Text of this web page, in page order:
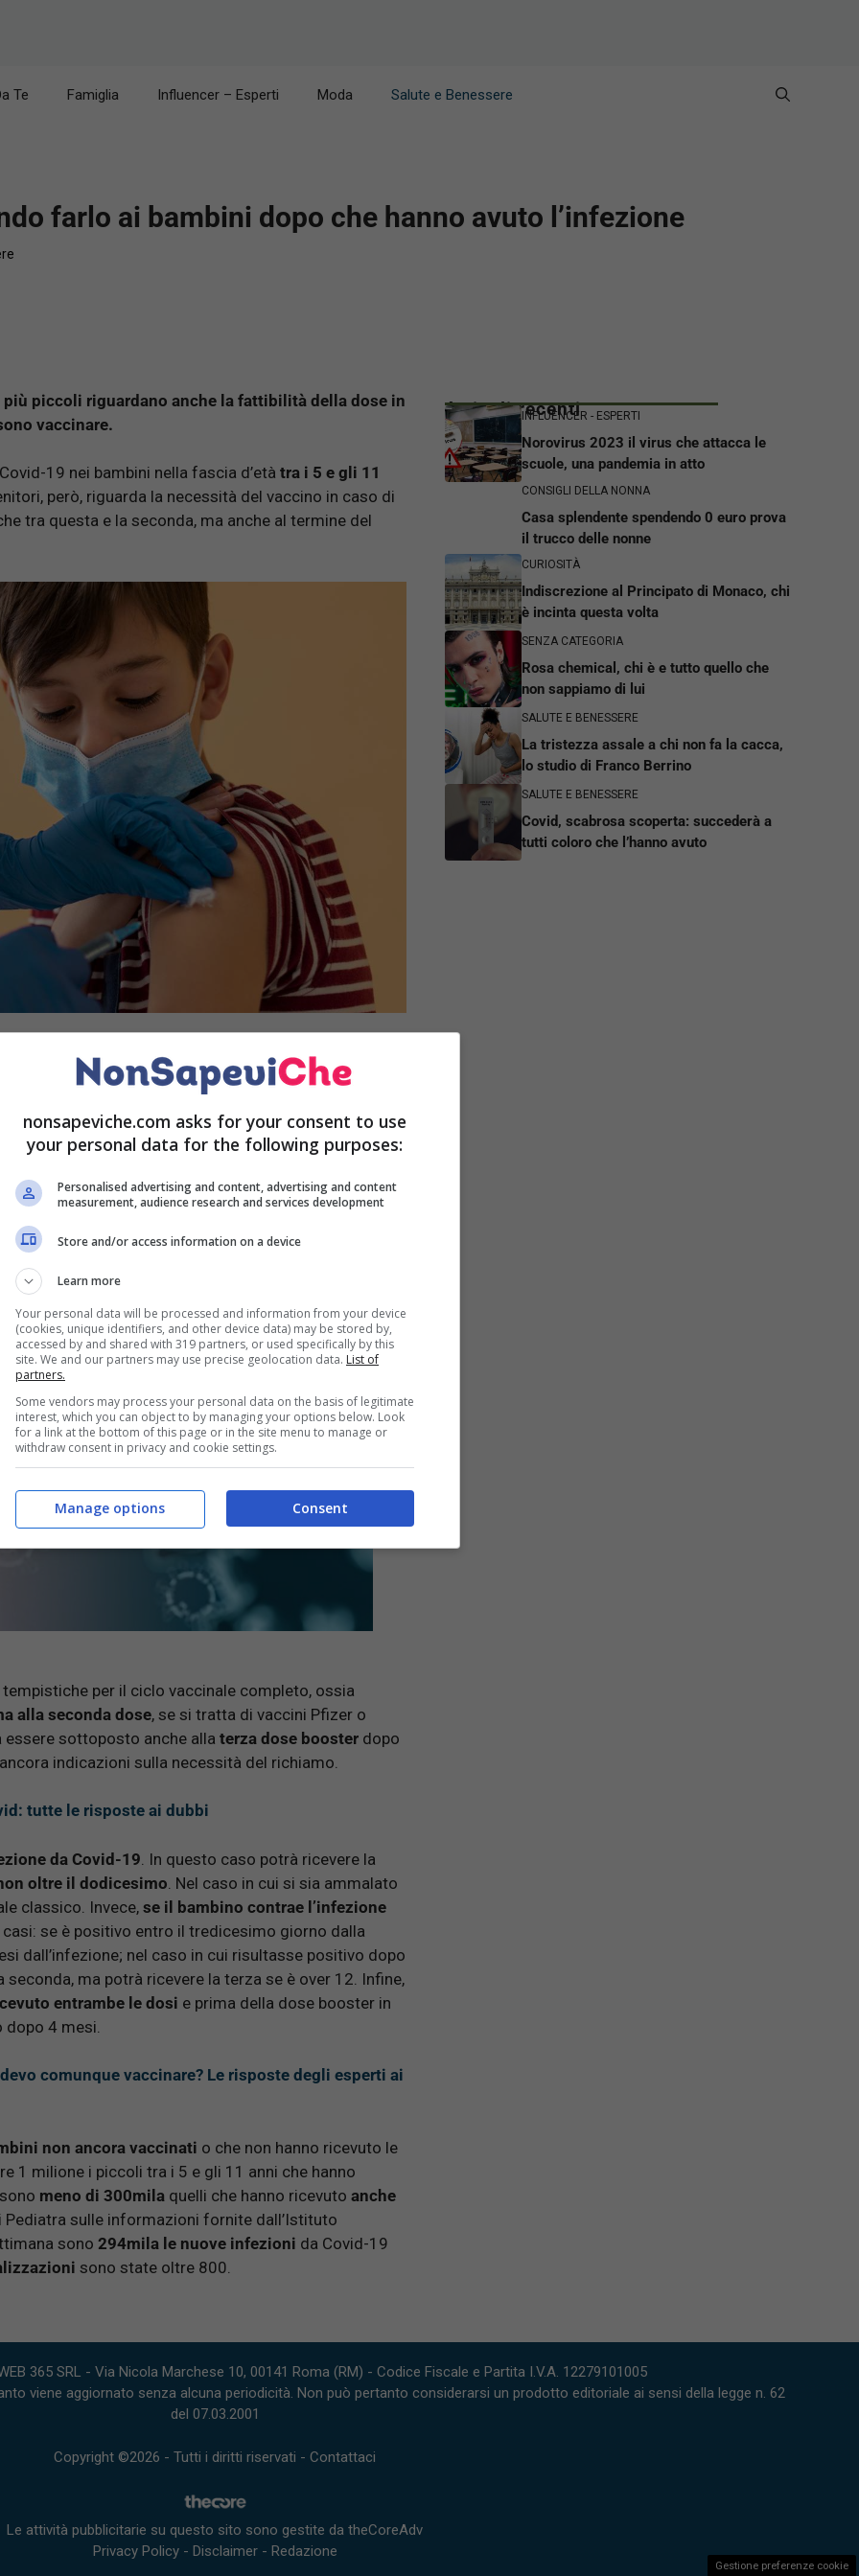
Te Famiglia Influencer – Esperti Moda Salute e Benessere
farlo ai bambini dopo che hanno avuto l’infezione
piccoli riguardano anche la fattibilità della dose in
vaccinare.
19 nei bambini nella fascia d’età tra i 5 e gli 11
però, riguarda la necessità del vaccino in caso di
tra questa e la seconda, ma anche al termine del
Italiana di Pediatriache ha pubblicatoun utile
che vogliono far vaccinare i propri figli. Nel
indicazioni precise da seguire a seconda dei casi di
seguito di infezione?
per il ciclo vaccinale completo, ossia
alla seconda dose, se si tratta di vaccini Pfizer o
essere sottoposto anche alla terza dose booster dopo
indicazioni sulla necessità del richiamo.
tutte le risposte ai dubbi
da Covid-19 . In questo caso potrà ricevere la
oltre il dodicesimo . Nel caso in cui si sia ammalato
classico. Invece, se il bambino contrae l’infezione
casi: se è positivo entro il tredicesimo giorno dalla
dall’infezione; nel caso in cui risultasse positivo dopo
ma potrà ricevere la terza se è over 12. Infine,
entrambe le dosi e prima della dose booster in
4 mesi.
comunque vaccinare? Le risposte degli esperti ai
non ancora vaccinati o che non hanno ricevuto le
1 milione i piccoli tra i 5 e gli 11 anni che hanno
meno di 300mila quelli che hanno ricevuto anche
Pediatra sulle informazioni fornite dall’Istituto
sono 294mila le nuove infezioni da Covid-19
sono state oltre 800.
Articoli recentiINFLUENCER - ESPERTI
Norovirus 2023 il virus che attacca le
scuole, una pandemia in atto
CONSIGLI DELLA NONNA
Casa splendente spendendo 0 euro prova
il trucco delle nonne
CURIOSITÀ
Indiscrezione al Principato di Monaco, chi
è incinta questa volta
SENZA CATEGORIA
Rosa chemical, chi è e tutto quello che
non sappiamo di lui
SALUTE E BENESSERE
La tristezza assale a chi non fa la cacca,
lo studio di Franco Berrino
SALUTE E BENESSERE
Covid, scabrosa scoperta: succederà a
tutti coloro che l’hanno avuto
365 SRL - Via Nicola Marchese 10, 00141 Roma (RM) - Codice Fiscale e Partita I.V.A. 12279101005
viene aggiornato senza alcuna periodicità. Non può pertanto considerarsi un prodotto editoriale ai sensi della legge n. 62
del 07.03.2001
Copyright ©2026 - Tutti i diritti riservati - Contattaci
Le attività pubblicitarie su questo sito sono gestite da theCoreAdv
Privacy Policy- Disclaimer- Redazione
Gestione preferenze cookie
nonsapeviche.com asks for your consent to use
your personal data for the following purposes:
Personalised advertising and content, advertising and content
measurement, audience research and services development
Store and/or access information on a device
Learn more
Your personal data will be processed and information from your device
(cookies, unique identifiers, and other device data) may be stored by,
accessed by and shared with 319 partners, or used specifically by this
site. We and our partners may use precise geolocation data. List of
partners.
Some vendors may process your personal data on the basis of legitimate
interest, which you can object to by managing your options below. Look
for a link at the bottom of this page or in the site menu to manage or
withdraw consent in privacy and cookie settings.
Consent
Manage options